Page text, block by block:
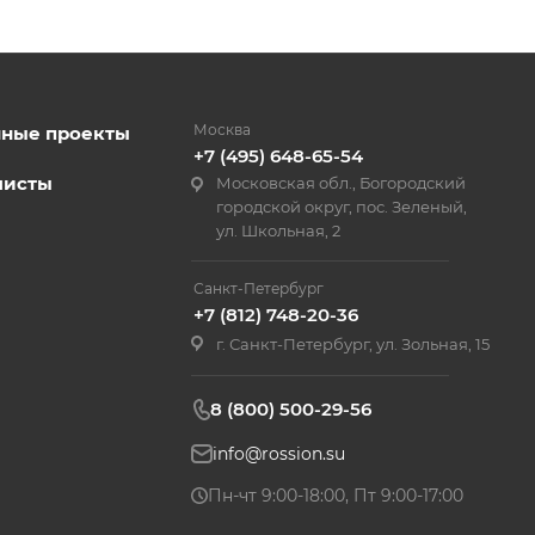
проекты Москва
+7 (495) 648-65-54
Московская обл., Богородский
городской округ, пос. Зеленый,
ул. Школьная, 2
Санкт-Петербург
+7 (812) 748-20-36
г. Санкт-Петербург, ул. Зольная, 15
8 (800) 500-29-56
info@rossion.su
Пн-чт 9:00-18:00, Пт 9:00-17:00